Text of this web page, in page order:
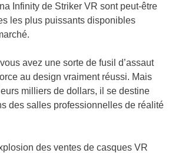
Infinity de Striker VR sont peut-être
les plus puissants disponibles
avez une sorte de fusil d’assaut
au design vraiment réussi. Mais
milliers de dollars, il se destine
des salles professionnelles de réalité
des ventes de casques VR